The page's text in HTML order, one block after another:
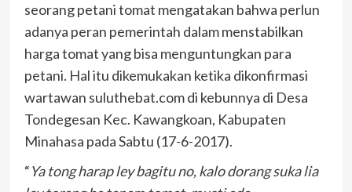
seorang petani tomat mengatakan bahwa perlun
adanya peran pemerintah dalam menstabilkan
harga tomat yang bisa menguntungkan para
petani. Hal itu dikemukakan ketika dikonfirmasi
wartawan suluthebat.com di kebunnya di Desa
Tondegesan Kec. Kawangkoan, Kabupaten
Minahasa pada Sabtu (17-6-2017).
“Ya tong harap ley bagitu no, kalo dorang suka lia